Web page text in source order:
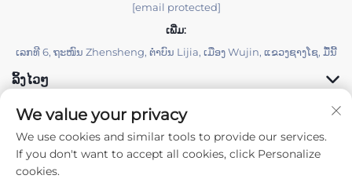
[email protected]
ເພີ່ມ:
ເລກທີ 6, ຖະໜົນ Zhensheng, ຕຳບົນ Lijia, ເມືອງ Wujin, ແຂວງຊາງໂຊ, ມື້ນີ້
ລິ້ງໄວໆ
ຜະລິດຕະພັນ
We value your privacy
We use cookies and similar tools to provide our services.
If you don't want to accept all cookies, click Personalize
cookies.